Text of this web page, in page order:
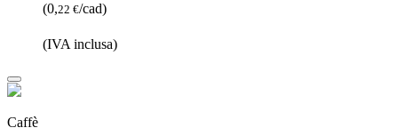
(0,22 €/cad)
(IVA inclusa)
Caffè